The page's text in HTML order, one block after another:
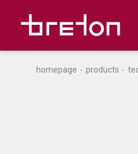
homepage products